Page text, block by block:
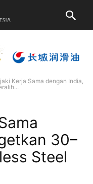
Kerja Sama dengan India,
30–
Steel